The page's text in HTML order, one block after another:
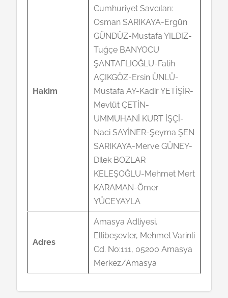
Hakim
Cumhuriyet Savcıları:
Osman SARIKAYA-Ergün
GÜNDÜZ-Mustafa YILDIZ-
Tuğçe BANYOCU
ŞANTAFLIOĞLU-Fatih
AÇIKGÖZ-Ersin ÜNLÜ-
Mustafa AY-Kadir YETİŞİR-
Mevlüt ÇETİN-
UMMUHANİ KURT İŞÇİ-
Naci SAYİNER-Şeyma ŞEN
SARIKAYA-Merve GÜNEY-
Dilek BOZLAR
KELEŞOĞLU-Mehmet Mert
KARAMAN-Ömer
YÜCEYAYLA
Adres
Amasya Adliyesi,
Ellibeşevler, Mehmet Varinli
Cd. No:111, 05200 Amasya
Merkez/Amasya